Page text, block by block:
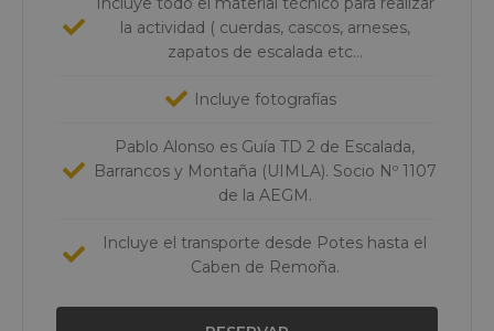
la actividad ( cuerdas, cascos, arneses,
zapatos de escalada etc…
Incluye fotografías
Pablo Alonso es Guía TD 2 de Escalada,
Barrancos y Montaña (UIMLA). Socio Nº 1107
de la AEGM.
Incluye el transporte desde Potes hasta el
Caben de Remoña.